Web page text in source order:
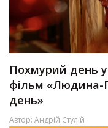
Похмурий день
фільм «Людина-
день»
Автор: Андрій Стулій